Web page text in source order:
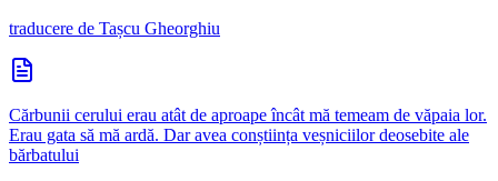
traducere de Tașcu Gheorghiu
Cărbunii cerului erau atât de aproape încât mă temeam de văpaia lor.
Erau gata să mă ardă. Dar avea conștiința veșniciilor deosebite ale
bărbatului